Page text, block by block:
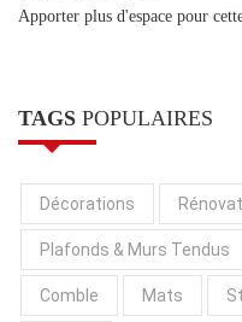
Apporter plus d'espace pour
TAGS POPULAIRES
Décorations
Plafonds & Murs Tendus
Comble Mats